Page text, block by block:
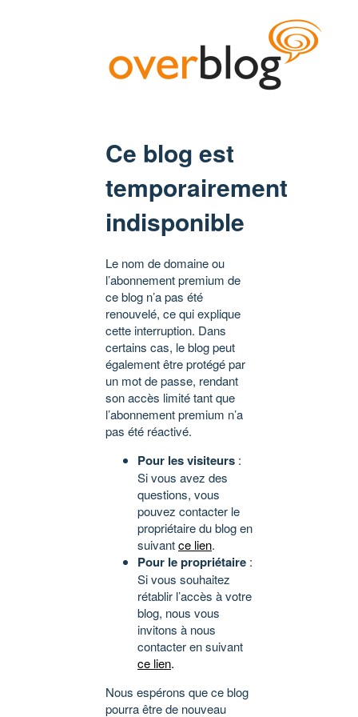
Ce blog est
temporairement
indisponible
Le nom de domaine ou
l’abonnement premium de
ce blog n’a pas été
renouvelé, ce qui explique
cette interruption. Dans
certains cas, le blog peut
également être protégé par
un mot de passe, rendant
son accès limité tant que
l’abonnement premium n’a
pas été réactivé.
Pour les visiteurs :
Si vous avez des
questions, vous
pouvez contacter le
propriétaire du blog en
suivantce lien.
Pour le propriétaire :
Si vous souhaitez
rétablir l’accès à votre
blog, nous vous
invitons à nous
contacter en suivant
ce lien.
Nous espérons que ce blog
pourra être de nouveau